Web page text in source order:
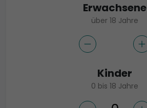
Erwachsene
über 18 Jahre
Kinder
0 bis 18 Jahre